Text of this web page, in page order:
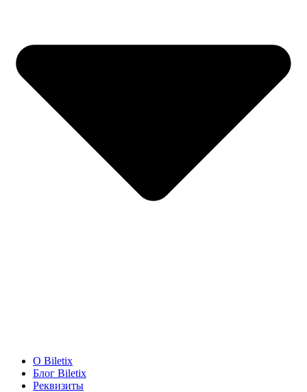
O Biletix
Блог Biletix
Реквизиты